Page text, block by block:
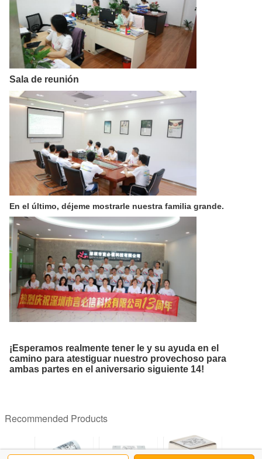
Sala de reunión
En el último, déjeme mostrarle nuestra familia grande.
¡Esperamos realmente tener le y su ayuda en el
camino para atestiguar nuestro provechoso para
ambas partes en el aniversario siguiente 14!
Recommended Products